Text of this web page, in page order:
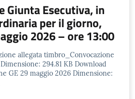
Giunta Esecutiva, in
per il giorno,
2026 – ore 13:00
allegata timbro_Convocazione
294.81 KB Download
GE 29 maggio 2026 Dimensione: